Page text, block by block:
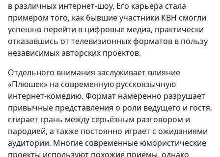
в различных интернет-шоу. Его карьера стала
примером того, как бывшие участники КВН смогли
успешно перейти в цифровые медиа, практически
отказавшись от телевизионных форматов в пользу
независимых авторских проектов.
Отдельного внимания заслуживает влияние
«Плюшек» на современную русскоязычную
интернет-комедию. Формат намеренно разрушает
привычные представления о роли ведущего и гостя,
стирает грань между серьёзным разговором и
пародией, а также постоянно играет с ожиданиями
аудитории. Многие современные юмористические
проекты используют похожие приёмы, однако